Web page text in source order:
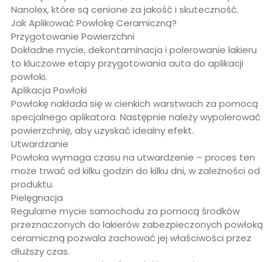
Nanolex, które są cenione za jakość i skuteczność.
Jak Aplikować Powłokę Ceramiczną?
Przygotowanie Powierzchni
Dokładne mycie, dekontaminacja i polerowanie lakieru
to kluczowe etapy przygotowania auta do aplikacji
powłoki.
Aplikacja Powłoki
Powłokę nakłada się w cienkich warstwach za pomocą
specjalnego aplikatora. Następnie należy wypolerować
powierzchnię, aby uzyskać idealny efekt.
Utwardzanie
Powłoka wymaga czasu na utwardzenie – proces ten
może trwać od kilku godzin do kilku dni, w zależności od
produktu.
Pielęgnacja
Regularne mycie samochodu za pomocą środków
przeznaczonych do lakierów zabezpieczonych powłoką
ceramiczną pozwala zachować jej właściwości przez
dłuższy czas.